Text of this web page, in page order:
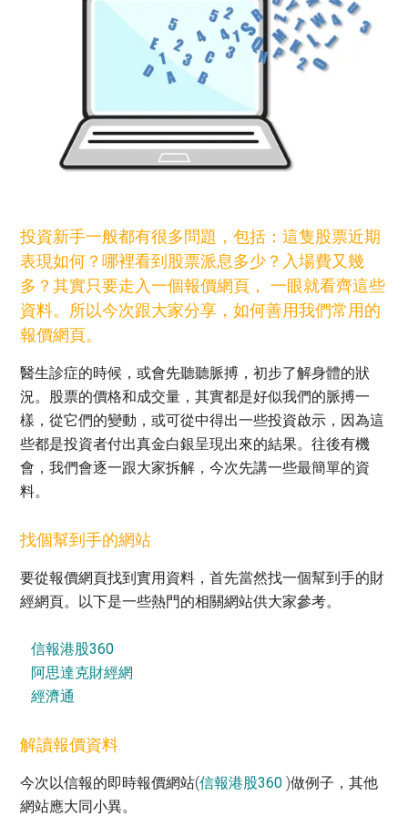
投資新手一般都有很多問題，包括：這隻股票近期
表現如何？哪裡看到股票派息多少？入場費又幾
多？其實只要走入一個報價網頁， 一眼就看齊這些
資料。所以今次跟大家分享，如何善用我們常用的
報價網頁。
醫生診症的時候，或會先聽聽脈搏，初步了解身體的狀
況。股票的價格和成交量，其實都是好似我們的脈搏一
樣，從它們的變動，或可從中得出一些投資啟示，因為這
些都是投資者付出真金白銀呈現出來的結果。往後有機
會，我們會逐一跟大家拆解，今次先講一些最簡單的資
料。
找個幫到手的網站
要從報價網頁找到實用資料，首先當然找一個幫到手的財
經網頁。以下是一些熱門的相關網站供大家參考。
信報港股360
阿思達克財經網
經濟通
解讀報價資料
今次以信報的即時報價網站(信報港股360)做例子，其他
網站應大同小異。